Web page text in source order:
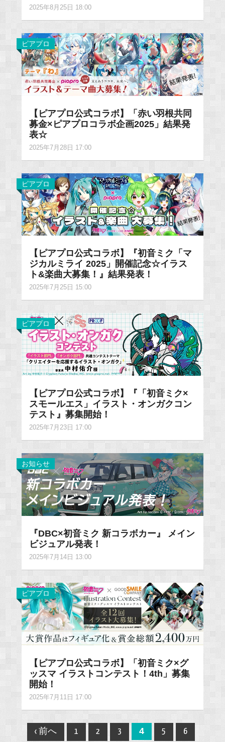
2025年8月25日 18:00
ピアプロ
【ピアプロ公式コラボ】「赤い羽根共同
募金×ピアプロコラボ企画2025」結果発
表☆
2025年7月28日 17:00
ピアプロ
【ピアプロ公式コラボ】『初音ミク「マ
ジカルミライ 2025」開催記念☆イラス
ト&楽曲大募集！』結果発表！
2025年7月25日 15:00
ピアプロ
【ピアプロ公式コラボ】『「初音ミク×
スモールエス」イラスト・オンガクコン
テスト』募集開始！
2025年7月23日 17:00
お知らせ
『DBC×初音ミク 新コラボカー』 メイン
ビジュアル発表！
2025年7月14日 13:00
ピアプロ
【ピアプロ公式コラボ】「初音ミク×グ
ッスマ イラストコンテスト！4th」募集
開始！
2025年7月11日 17:00
Post
‹ 前へ 1 2 3 4 5 6